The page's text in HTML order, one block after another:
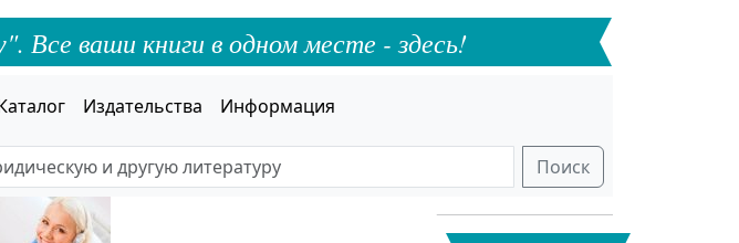
ваши книги в одном месте - здесь!
Издательства Информация
Поиск